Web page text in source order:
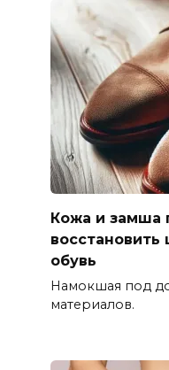
Кожа и замша
восстановить
обувь
Намокшая под
материалов.